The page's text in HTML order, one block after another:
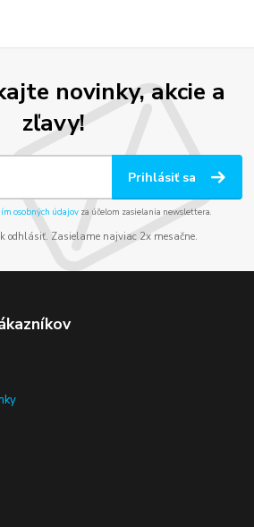
novinky, akcie a
zľavy!
Prihlásiť sa
osobných údajov za účelom zasielania newslettera.
odhlásiť. Zasielame najviac 2x mesačne.